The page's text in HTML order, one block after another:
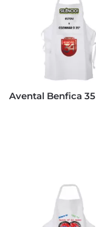
Avental Benfica 35